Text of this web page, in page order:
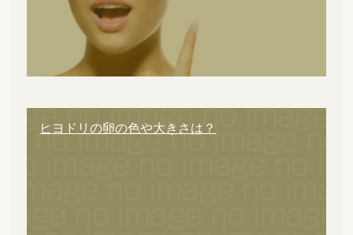
ヒヨドリの卵の色や大きさは？